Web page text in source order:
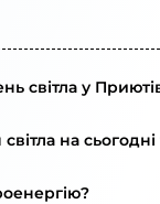
світла у
на сьогодні